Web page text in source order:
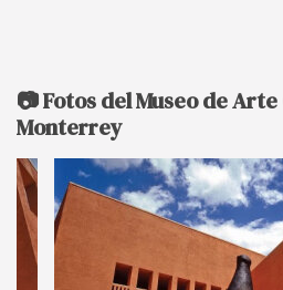
📷 Fotos del Museo de
Monterrey